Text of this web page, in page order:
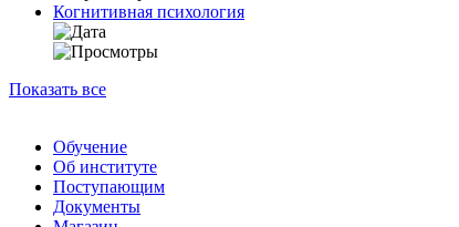
Когнитивная психология
Показать все
Обучение
Об институте
Поступающим
Документы